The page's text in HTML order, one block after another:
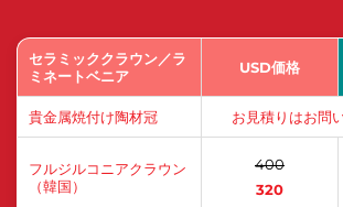
セラミッククラウン／ラ
ミネートベニア
USD価格
貴金属焼付け陶材冠 お見積りはお問
フルジルコニアクラウン
（韓国）
400
320